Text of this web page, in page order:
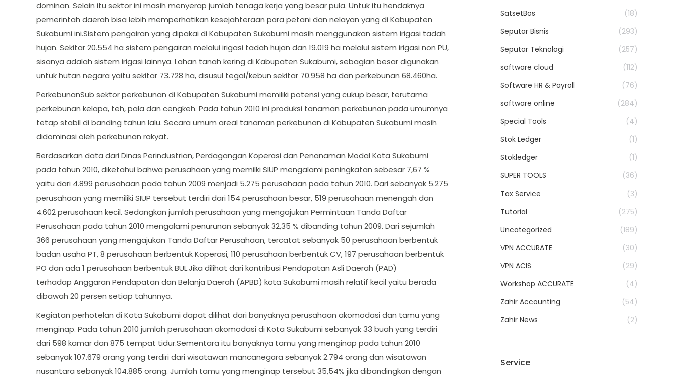
dominan. Selain itu sektor ini masih menyerap jumlah tenaga kerja yang besar pula. Untuk itu hendaknya
pemerintah daerah bisa lebih memperhatikan kesejahteraan para petani dan nelayan yang di Kabupaten
Sukabumi ini.Sistem pengairan yang dipakai di Kabupaten Sukabumi masih menggunakan sistem irigasi tadah
hujan. Sekitar 20.554 ha sistem pengairan melalui irigasi tadah hujan dan 19.019 ha melalui sistem irigasi non PU,
sisanya adalah sistem irigasi lainnya. Lahan tanah kering di Kabupaten Sukabumi, sebagian besar digunakan
untuk hutan negara yaitu sekitar 73.728 ha, disusul tegal/kebun sekitar 70.958 ha dan perkebunan 68.460ha.
PerkebunanSub sektor perkebunan di Kabupaten Sukabumi memiliki potensi yang cukup besar, terutama
perkebunan kelapa, teh, pala dan cengkeh. Pada tahun 2010 ini produksi tanaman perkebunan pada umumnya
tetap stabil di banding tahun lalu. Secara umum areal tanaman perkebunan di Kabupaten Sukabumi masih
didominasi oleh perkebunan rakyat.
Berdasarkan data dari Dinas Perindustrian, Perdagangan Koperasi dan Penanaman Modal Kota Sukabumi
pada tahun 2010, diketahui bahwa perusahaan yang memilki SIUP mengalami peningkatan sebesar 7,67 %
yaitu dari 4.899 perusahaan pada tahun 2009 menjadi 5.275 perusahaan pada tahun 2010. Dari sebanyak 5.275
perusahaan yang memiliki SIUP tersebut terdiri dari 154 perusahaan besar, 519 perusahaan menengah dan
4.602 perusahaan kecil. Sedangkan jumlah perusahaan yang mengajukan Permintaan Tanda Daftar
Perusahaan pada tahun 2010 mengalami penurunan sebanyak 32,35 % dibanding tahun 2009. Dari sejumlah
366 perusahaan yang mengajukan Tanda Daftar Perusahaan, tercatat sebanyak 50 perusahaan berbentuk
badan usaha PT, 8 perusahaan berbentuk Koperasi, 110 perusahaan berbentuk CV, 197 perusahaan berbentuk
PO dan ada 1 perusahaan berbentuk BUL.Jika dilihat dari kontribusi Pendapatan Asli Daerah (PAD)
terhadap Anggaran Pendapatan dan Belanja Daerah (APBD) kota Sukabumi masih relatif kecil yaitu berada
dibawah 20 persen setiap tahunnya.
Kegiatan perhotelan di Kota Sukabumi dapat dilihat dari banyaknya perusahaan akomodasi dan tamu yang
menginap. Pada tahun 2010 jumlah perusahaan akomodasi di Kota Sukabumi sebanyak 33 buah yang terdiri
dari 598 kamar dan 875 tempat tidur.Sementara itu banyaknya tamu yang menginap pada tahun 2010
sebanyak 107.679 orang yang terdiri dari wisatawan mancanegara sebanyak 2.794 orang dan wisatawan
nusantara sebanyak 104.885 orang. Jumlah tamu yang menginap tersebut 35,54% jika dibandingkan dengan
SatsetBos
(18)
Seputar Bisnis
(293)
Seputar Teknologi
(257)
software cloud
(112)
Software HR & Payroll
(76)
software online
(284)
Special Tools
(4)
Stok Ledger
(1)
Stokledger
(1)
SUPER TOOLS
(36)
Tax Service
(3)
Tutorial
(275)
Uncategorized
(189)
VPN ACCURATE
(30)
VPN ACIS
(29)
Workshop ACCURATE
(4)
Zahir Accounting
(54)
Zahir News
(2)
Service